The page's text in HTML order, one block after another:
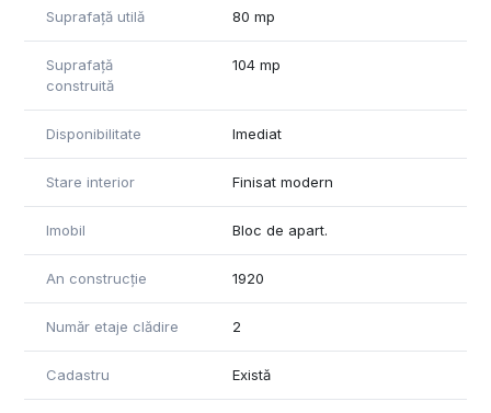
Suprafață utilă 80 mp
Suprafață
construită
104 mp
Disponibilitate Imediat
Stare interior Finisat modern
Imobil Bloc de apart.
An construcție 1920
Număr etaje clădire 2
Cadastru Există